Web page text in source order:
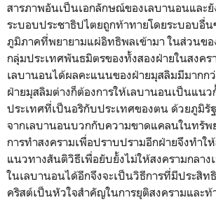
สารภาพอันเป็นเอกลักษณ์ของเลบานอนและ
ระบอบประชาธิปไตยถูกท้าทายโดยระบอบอื่
ภูมิภาคที่พยายามแผ่อิทธิพลเข้ามา ในส่วนข
กลุ่มประเทศพันธมิตรของทั้งสองฝ่ายในสงคร
เลบานอนได้ผลคะแนนของฝ่ายมุสลิมมีมากก
ฝ่ายมุสลิมต่างก็ต้องการให้เลบานอนเป็นแน
ประเทศที่เป็นอริกับประเทศของตน ด้วยภูมิรั
จากเลบานอนบวกกับความขาดแคลนในทรัพ
การทำสงครามเพื่อปราบปรามอีกฝ่ายจึงทำใ
แนวทางสันติวิธีเพื่อยับยั้งไม่ให้สงครามกลาง
ในเลบานอนได้อีกจึงจะเป็นวิธีการที่มีประสิ
คริสต์เป็นหัวใจสำคัญในการยุติสงครามและ